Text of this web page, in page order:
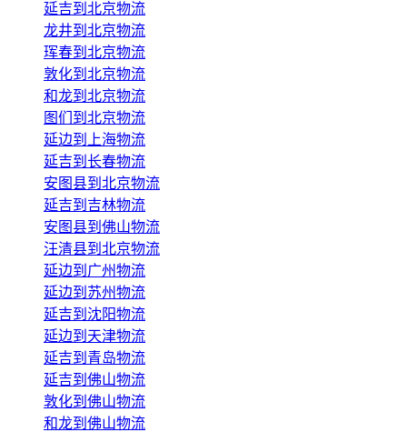
延吉到北京物流
龙井到北京物流
珲春到北京物流
敦化到北京物流
和龙到北京物流
图们到北京物流
延边到上海物流
延吉到长春物流
安图县到北京物流
延吉到吉林物流
安图县到佛山物流
汪清县到北京物流
延边到广州物流
延边到苏州物流
延吉到沈阳物流
延边到天津物流
延吉到青岛物流
延吉到佛山物流
敦化到佛山物流
和龙到佛山物流